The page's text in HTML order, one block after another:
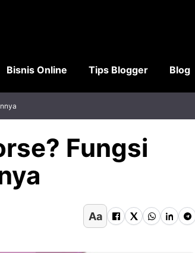
Bisnis Online Tips Blogger Blog
Fungsi
Aa